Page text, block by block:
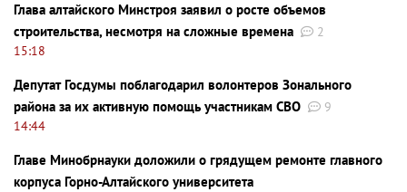
Глава алтайского Минстроя заявил о росте объемов
строительства, несмотря на сложные времена
2
15:18
Депутат Госдумы поблагодарил волонтеров Зонального
района за их активную помощь участникам СВО
9
14:44
Главе Минобрнауки доложили о грядущем ремонте главного
корпуса Горно-Алтайского университета